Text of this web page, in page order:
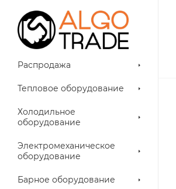
Распродажа
Тепловое оборудование
Холодильное
оборудование
Электромеханическое
оборудование
Барное оборудование